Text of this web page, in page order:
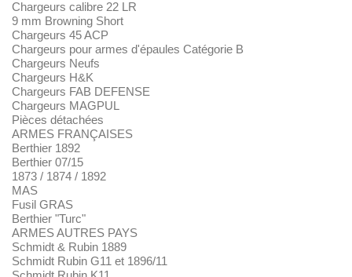
Chargeurs calibre 22 LR
9 mm Browning Short
Chargeurs 45 ACP
Chargeurs pour armes d'épaules Catégorie B
Chargeurs Neufs
Chargeurs H&K
Chargeurs FAB DEFENSE
Chargeurs MAGPUL
Pièces détachées
ARMES FRANÇAISES
Berthier 1892
Berthier 07/15
1873 / 1874 / 1892
MAS
Fusil GRAS
Berthier "Turc"
ARMES AUTRES PAYS
Schmidt & Rubin 1889
Schmidt Rubin G11 et 1896/11